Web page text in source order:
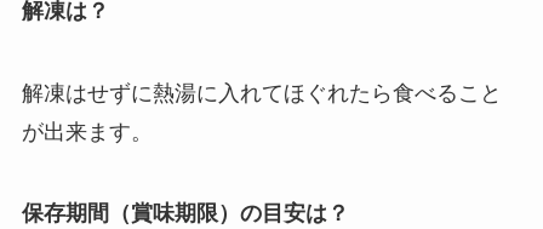
解凍は？
解凍はせずに熱湯に入れてほぐれたら食べること
が出来ます。
保存期間（賞味期限）の目安は？